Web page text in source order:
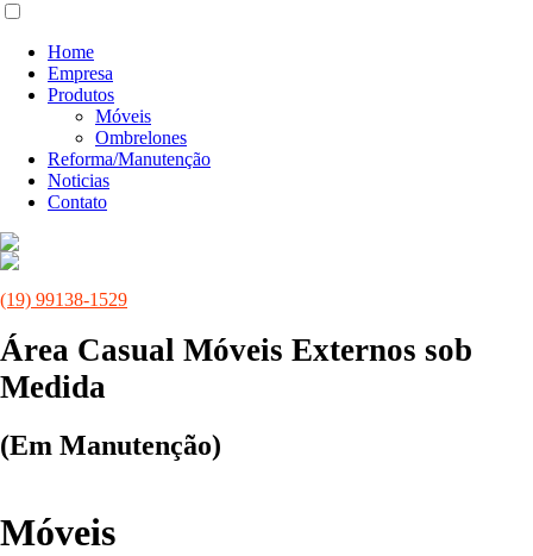
Home
Empresa
Produtos
Móveis
Ombrelones
Reforma/Manutenção
Noticias
Contato
(19) 99138-1529
Área Casual Móveis Externos sob
Medida
(Em Manutenção)
Móveis